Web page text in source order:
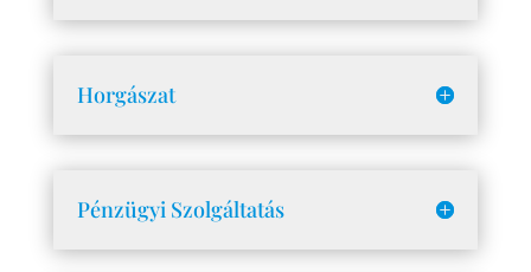
Horgászat
Pénzügyi Szolgáltatás